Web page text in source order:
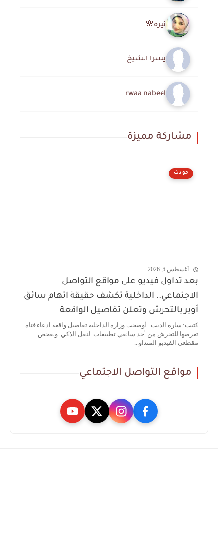
نيره🌸
يسرا الشيخ
rwaa nabeel
مشاركة مميزة
حوادث
أغسطس 6, 2026
بعد تداول فيديو على مواقع التواصل
الاجتماعي.. الداخلية تكشف حقيقة اتهام سائق
أوبر بالتحرش وتعلن تفاصيل الواقعة
كتبت: سارة الديب أوضحت وزارة الداخلية تفاصيل واقعة ادعاء فتاة
تعرضها للتحرش من أحد سائقي تطبيقات النقل الذكي. وبفحص
مقطعي الفيديو المتداو...
مواقع التواصل الاجتماعي